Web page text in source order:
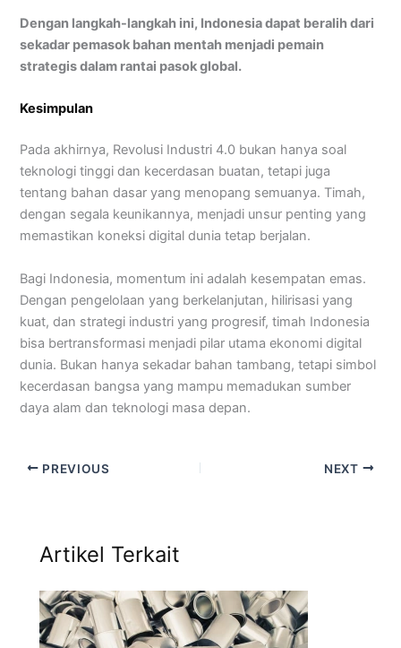
Dengan langkah-langkah ini, Indonesia dapat beralih dari
sekadar pemasok bahan mentah menjadi pemain
strategis dalam rantai pasok global.
Kesimpulan
Pada akhirnya, Revolusi Industri 4.0 bukan hanya soal
teknologi tinggi dan kecerdasan buatan, tetapi juga
tentang bahan dasar yang menopang semuanya. Timah,
dengan segala keunikannya, menjadi unsur penting yang
memastikan koneksi digital dunia tetap berjalan.
Bagi Indonesia, momentum ini adalah kesempatan emas.
Dengan pengelolaan yang berkelanjutan, hilirisasi yang
kuat, dan strategi industri yang progresif, timah Indonesia
bisa bertransformasi menjadi pilar utama ekonomi digital
dunia. Bukan hanya sekadar bahan tambang, tetapi simbol
kecerdasan bangsa yang mampu memadukan sumber
daya alam dan teknologi masa depan.
PREVIOUS NEXT
Artikel Terkait